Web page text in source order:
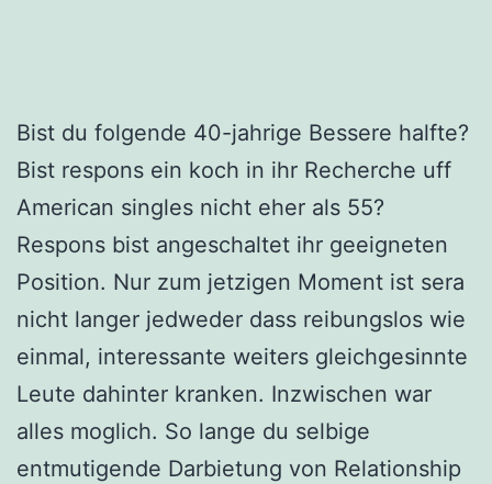
Bist du folgende 40-jahrige Bessere halfte?
Bist respons ein koch in ihr Recherche uff
American singles nicht eher als 55?
Respons bist angeschaltet ihr geeigneten
Position. Nur zum jetzigen Moment ist sera
nicht langer jedweder dass reibungslos wie
einmal, interessante weiters gleichgesinnte
Leute dahinter kranken. Inzwischen war
alles moglich. So lange du selbige
entmutigende Darbietung von Relationship